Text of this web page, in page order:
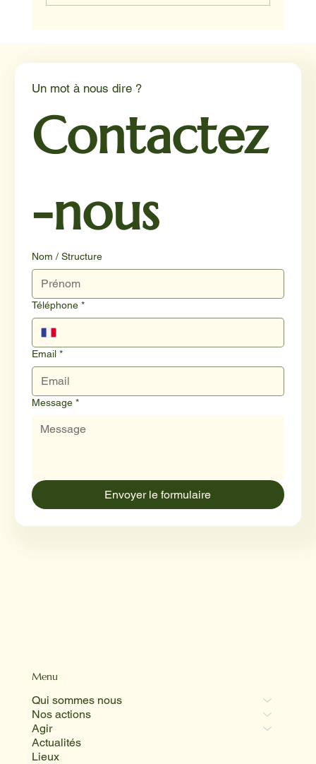
Menu
Qui sommes nous
Nos actions
Agir
Actualités
Lieux
Un mot à nous dire ?
Contactez
-nous
Nom / Structure
Téléphone *
Email *
Message *
Envoyer le formulaire